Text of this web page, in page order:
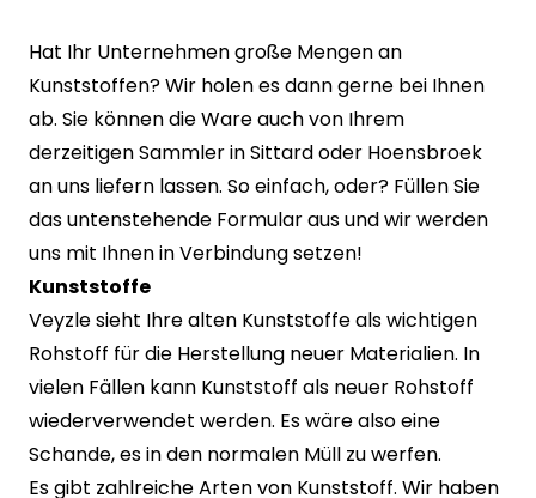
Hat Ihr Unternehmen große Mengen an
Kunststoffen? Wir holen es dann gerne bei Ihnen
ab. Sie können die Ware auch von Ihrem
derzeitigen Sammler in Sittard oder Hoensbroek
an uns liefern lassen. So einfach, oder? Füllen Sie
das untenstehende Formular aus und wir werden
uns mit Ihnen in Verbindung setzen!
Kunststoffe
Veyzle sieht Ihre alten Kunststoffe als wichtigen
Rohstoff für die Herstellung neuer Materialien. In
vielen Fällen kann Kunststoff als neuer Rohstoff
wiederverwendet werden. Es wäre also eine
Schande, es in den normalen Müll zu werfen.
Es gibt zahlreiche Arten von Kunststoff. Wir haben